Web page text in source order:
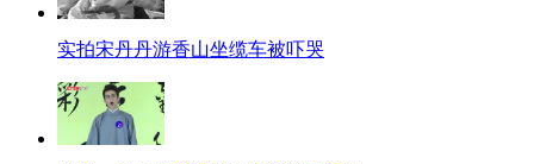
实拍宋丹丹游香山坐缆车被吓哭